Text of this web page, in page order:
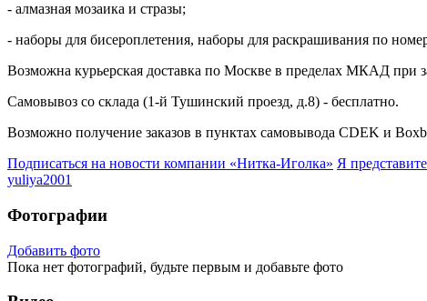
- алмазная мозаика и стразы;
- наборы для бисероплетения, наборы для раскрашивания по
Возможна курьерская доставка по Москве в пределах МКАД при
Самовывоз со склада (1-й Тушинский проезд, д.8) - бесплатно.
Возможно получение заказов в пунктах самовывода CDEK и
Подписаться на новости компании «Нитка-Иголка» Я
yuliya2001
Фотографии
Добавить фото
Пока нет фотографий, будьте первым и добавьте фото